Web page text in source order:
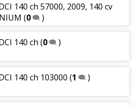
140 ch 57000, 2009, 140 cv
(0 )
140 ch (0 )
140 ch 103000 (1 )